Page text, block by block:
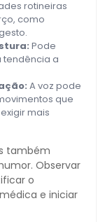
rotineiras
como
Pode
tendência a
A voz pode
que
mais
também
Observar
o
e iniciar